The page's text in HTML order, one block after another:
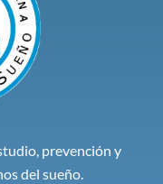
prevención y
del sueño.